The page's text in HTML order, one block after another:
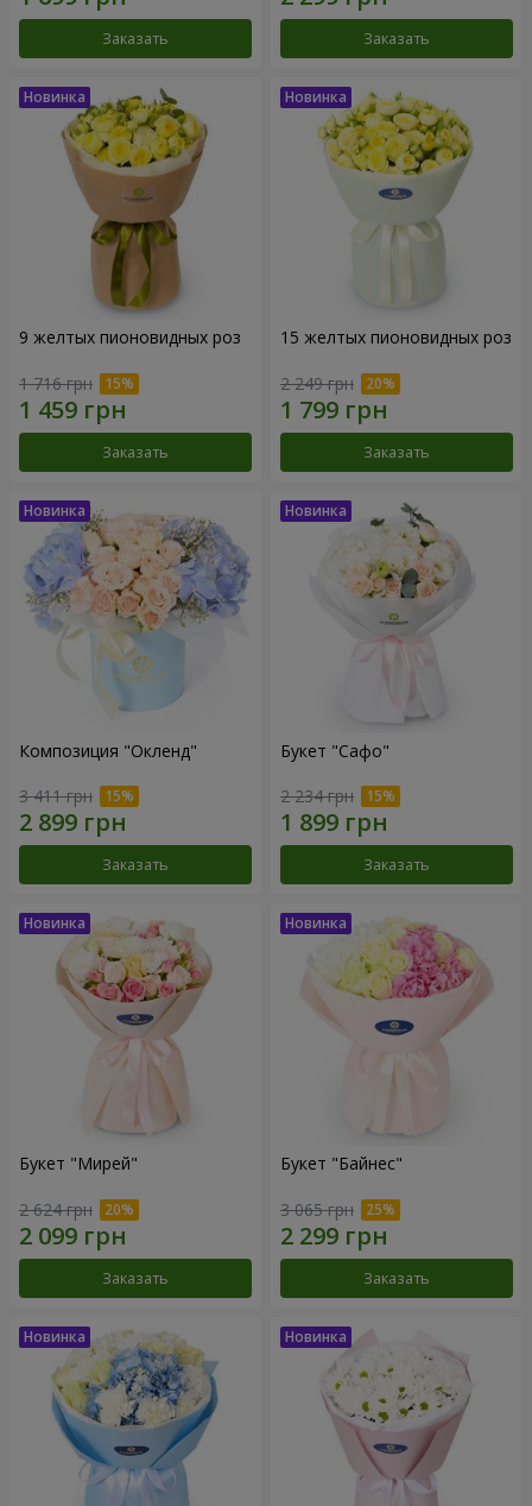
Заказать Заказать
9 желтых пионовидных роз
1 716 грн
Заказать
15 желтых пионовидных роз
2 249 грн
Заказать
Композиция "Окленд"
3 411 грн
Заказать
Букет "Сафо"
2 234 грн
Заказать
Букет "Мирей"
2 624 грн
Заказать
Букет "Байнес"
3 065 грн
Заказать